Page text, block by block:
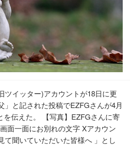
ツイッター)アカウントが18日に更
」と記された投稿でEZFGさんが4月
を伝えた。 【写真】EZFGさんに寄
面一面にお別れの文字 Xアカウン
て聞いていただいた皆様へ 」とし